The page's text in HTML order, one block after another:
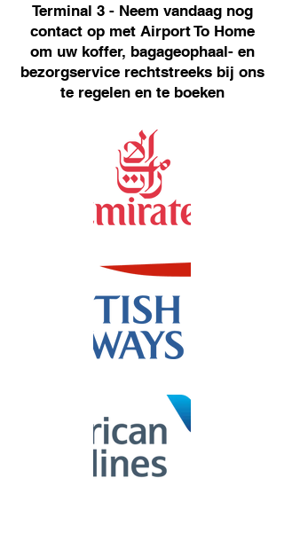
Terminal 3 - Neem vandaag nog
contact op met Airport To Home
om uw koffer, bagageophaal- en
bezorgservice rechtstreeks bij ons
te regelen en te boeken